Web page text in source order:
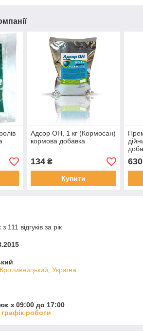
Адсор ОН, 1 кг (Кормосан)
кормова добавка
134₴
Купити
630
111 відгуків за рік
Україна
з 09:00 до 17:00
роботи